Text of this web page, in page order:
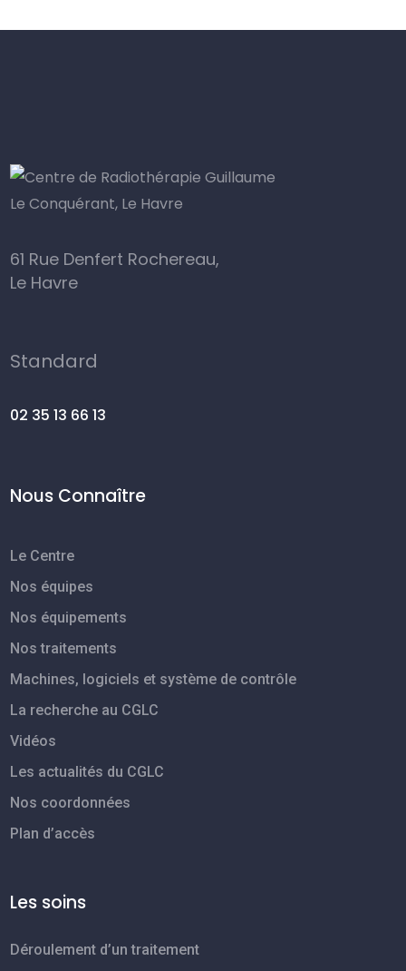
61 Rue Denfert Rochereau,
Le Havre
Standard
02 35 13 66 13
Nous Connaître
Le Centre
Nos équipes
Nos équipements
Nos traitements
Machines, logiciels et système de contrôle
La recherche au CGLC
Vidéos
Les actualités du CGLC
Nos coordonnées
Plan d’accès
Les soins
Déroulement d’un traitement